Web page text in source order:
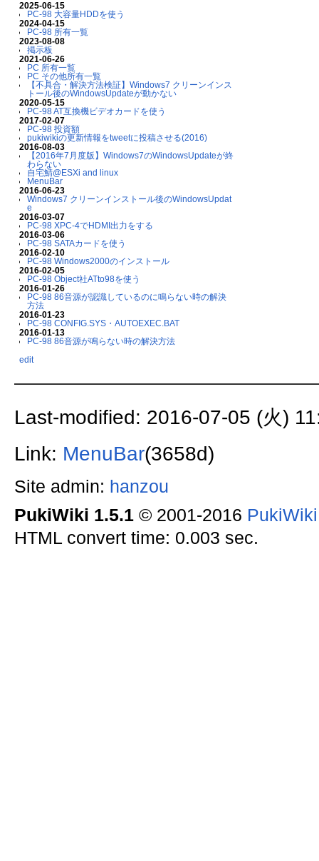
2025-06-15
PC-98 大容量HDDを使う
2024-04-15
PC-98 所有一覧
2023-08-08
掲示板
2021-06-26
PC 所有一覧
PC その他所有一覧
【不具合・解決方法検証】Windows7 クリーンインス
トール後のWindowsUpdateが動かない
2020-05-15
PC-98 AT互換機ビデオカードを使う
2017-02-07
PC-98 投資額
pukiwikiの更新情報をtweetに投稿させる(2016)
2016-08-03
【2016年7月度版】Windows7のWindowsUpdateが終
わらない
自宅鯖@ESXi and linux
MenuBar
2016-06-23
Windows7 クリーンインストール後のWindowsUpdat
e
2016-03-07
PC-98 XPC-4でHDMI出力をする
2016-03-06
PC-98 SATAカードを使う
2016-02-10
PC-98 Windows2000のインストール
2016-02-05
PC-98 Object社ATto98を使う
2016-01-26
PC-98 86音源が認識しているのに鳴らない時の解決
方法
2016-01-23
PC-98 CONFIG.SYS・AUTOEXEC.BAT
2016-01-13
PC-98 86音源が鳴らない時の解決方法
edit
Last-modified: 2016-07-05 (火)
Link: MenuBar(3658d)
Site admin: hanzou
PukiWiki 1.5.1© 2001-2016
HTML convert time: 0.003 sec.